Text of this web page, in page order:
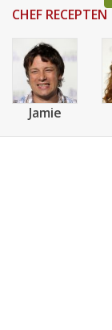
CHEF RECEPTEN
Jamie